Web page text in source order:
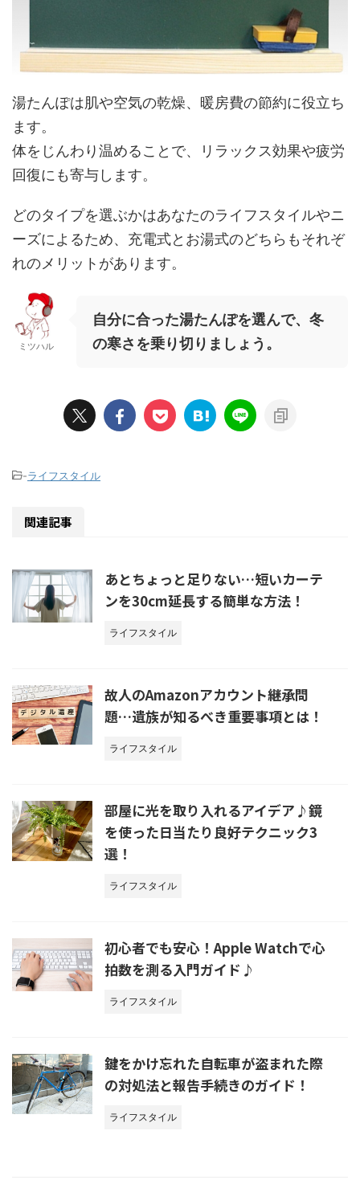
湯たんぽは肌や空気の乾燥、暖房費の節約に役立ち
ます。
体をじんわり温めることで、リラックス効果や疲労
回復にも寄与します。
どのタイプを選ぶかはあなたのライフスタイルやニ
ーズによるため、充電式とお湯式のどちらもそれぞ
れのメリットがあります。
ミツハル
自分に合った湯たんぽを選んで、冬
の寒さを乗り切りましょう。
-ライフスタイル
関連記事
あとちょっと足りない…短いカーテ
ンを30cm延長する簡単な方法！
ライフスタイル
故人のAmazonアカウント継承問
題…遺族が知るべき重要事項とは！
ライフスタイル
部屋に光を取り入れるアイデア♪鏡
を使った日当たり良好テクニック3
選！
ライフスタイル
初心者でも安心！Apple Watchで心
拍数を測る入門ガイド♪
ライフスタイル
鍵をかけ忘れた自転車が盗まれた際
の対処法と報告手続きのガイド！
ライフスタイル